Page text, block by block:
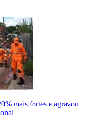
mais fortes e agravou